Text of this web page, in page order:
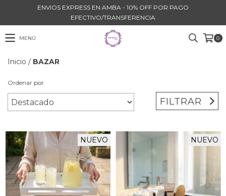
ENVIOS EXPRESS EN AMBA - 10% OFF POR PAGO
EFECTIVO/TRANSFERENCIA
MENÚ 0
Inicio / BAZAR
Ordenar por
FILTRAR
NUEVO NUEVO